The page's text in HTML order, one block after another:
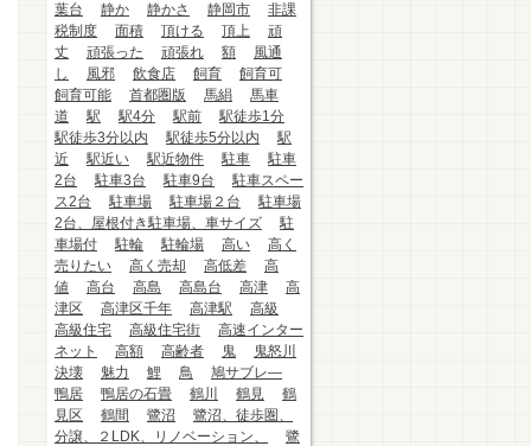
葉台
静か 静かさ 静岡市
非課
税制度
面積 頂ける 頂上
頑
丈
頑張った 頑張れ 額
風通
し
風邪 飲食店 飼育
飼育可
飼育可能
首都圏版 馬絹
馬車
道
駅 駅4分 駅前
駅徒歩1分
駅徒歩3分以内
駅徒歩5分以内
駅
近
駅近い 駅近物件 駐車
駐車
2台
駐車3台 駐車9台
駐車スペー
ス2台
駐車場 駐車場２台
駐車場
2台、屋根付き駐車場、車サイズ
駐
車場付
駐輪 駐輪場 高い
高く
売りたい
高く売却 高低差
高
値
高台 高島 高島台 高津
高
津区
高津区千年 高津駅
高級
高級住宅
高級住宅街
高速インター
ネット
高額 高齢者 鬼
鬼怒川
決壊
魅力 鯉 鳥
鳩サブレ―
鴨居
鴨居の石畳 鶴川 鶴見
鶴
見区
鶴間 鷺沼
鷺沼、徒歩圏、
分譲、２LDK、リノベーション、
鷺